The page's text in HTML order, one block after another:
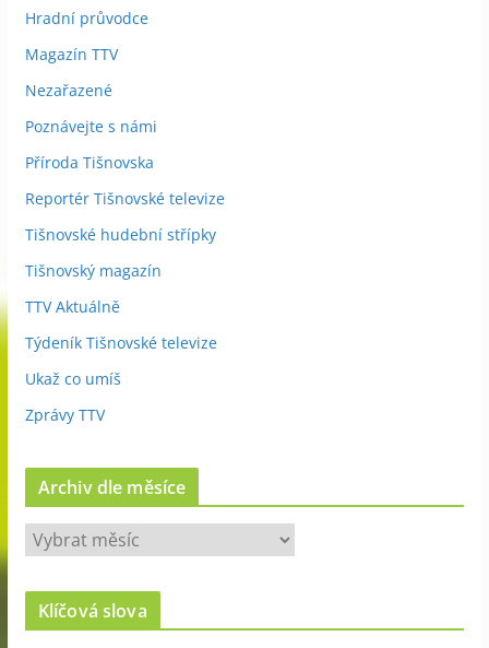
Hradní průvodce
Magazín TTV
Nezařazené
Poznávejte s námi
Příroda Tišnovska
Reportér Tišnovské televize
Tišnovské hudební střípky
Tišnovský magazín
TTV Aktuálně
Týdeník Tišnovské televize
Ukaž co umíš
Zprávy TTV
Archiv dle měsíce
A
r
c
Klíčová slova